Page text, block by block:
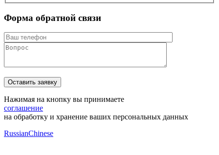
Форма обратной связи
Нажимая на кнопку вы принимаете
соглашение
на обработку и хранение ваших персональных данных
RussianChinese